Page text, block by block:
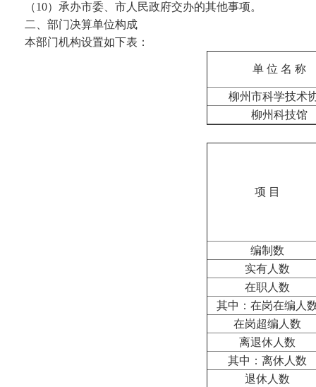
（10）承办市委、市人民政府交办的其他事项。
二、部门决算单位构成
本部门机构设置如下表：
单 位 名 称
柳州市科学技术
柳州科技馆
项 目
编制数
实有人数
在职人数
其中：在岗在编人
在岗超编人数
离退休人数
其中：离休人数
退休人数